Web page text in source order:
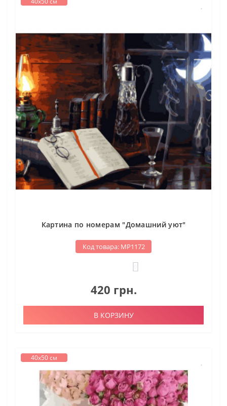
Картина по номерам "Домашний уют"
Код товара: МР1172
420 грн.
В КОРЗИНУ
40х50 см